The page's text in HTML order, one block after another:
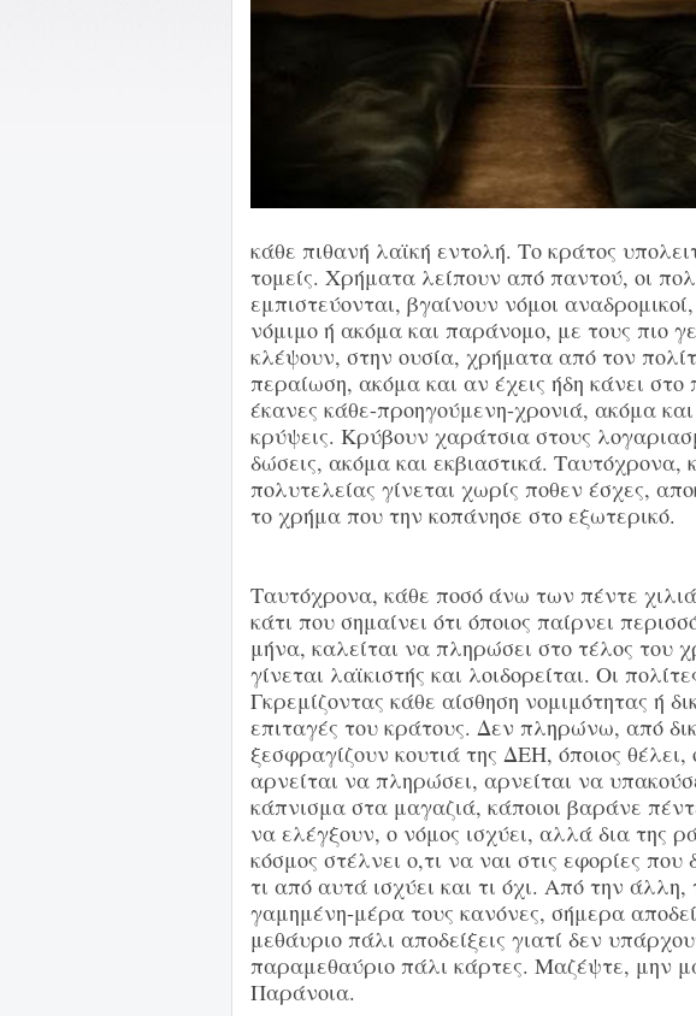
κάθε πιθανή λαϊκή εντολή. Το κράτος
τομείς. Χρήματα λείπουν από παντού, οι
εμπιστεύονται, βγαίνουν νόμοι
νόμιμο ή ακόμα και παράνομο, με τους πιο
κλέψουν, στην ουσία, χρήματα από τον
περαίωση, ακόμα και αν έχεις ήδη κάνει
έκανες κάθε-προηγούμενη-χρονιά, ακόμα
κρύψεις. Κρύβουν χαράτσια στους
δώσεις, ακόμα και εκβιαστικά. Ταυτόχρονα,
πολυτελείας γίνεται χωρίς ποθεν έσχες,
το χρήμα που την κοπάνησε στο εξωτερικό.
Ταυτόχρονα, κάθε ποσό άνω των πέντε
κάτι που σημαίνει ότι όποιος παίρνει
μήνα, καλείται να πληρώσει στο τέλος του
γίνεται λαϊκιστής και λοιδορείται. Οι
Γκρεμίζοντας κάθε αίσθηση νομιμότητας ή
επιταγές του κράτους. Δεν πληρώνω, από
ξεσφραγίζουν κουτιά της ΔΕΗ, όποιος
αρνείται να πληρώσει, αρνείται να
κάπνισμα στα μαγαζιά, κάποιοι βαράνε
να ελέγξουν, ο νόμος ισχύει, αλλά δια της
κόσμος στέλνει ο,τι να ναι στις εφορίες
τι από αυτά ισχύει και τι όχι. Από την
γαμημένη-μέρα τους κανόνες, σήμερα
μεθάυριο πάλι αποδείξεις γιατί δεν
παραμεθαύριο πάλι κάρτες. Μαζέψτε, μην
Παράνοια.